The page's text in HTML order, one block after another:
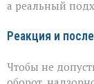
а реальный
Реакция и
Чтобы не